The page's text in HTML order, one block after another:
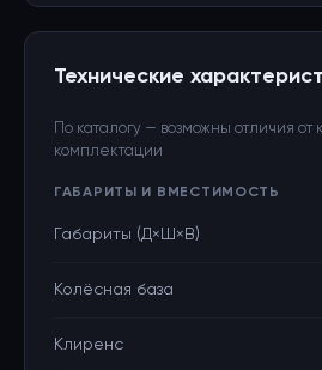
Технические
По каталогу — возможны отличия от
комплектации
ГАБАРИТЫ И ВМЕСТИМОСТЬ
Габариты (Д×Ш×В)
Колёсная база
Клиренс